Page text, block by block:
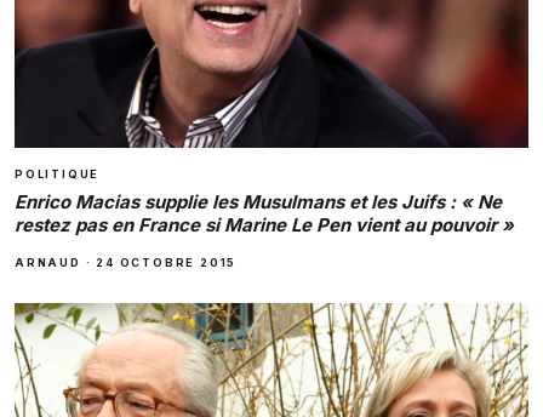
POLITIQUE
Enrico Macias supplie les Musulmans et les Juifs : « Ne
restez pas en France si Marine Le Pen vient au pouvoir »
ARNAUD · 24 OCTOBRE 2015